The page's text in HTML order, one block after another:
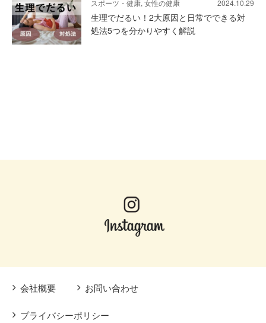
スポーツ・健康, 女性の健康 2024.10.29
生理でだるい！2大原因と日常でできる対
処法5つを分かりやすく解説
会社概要 お問い合わせ
プライバシーポリシー